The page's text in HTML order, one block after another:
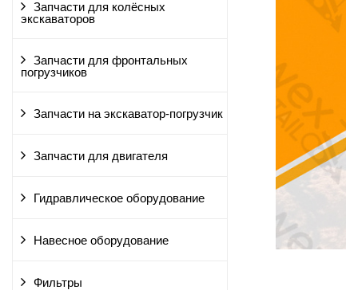
Запчасти для колёсных
экскаваторов
Запчасти для фронтальных
погрузчиков
Запчасти на экскаватор-погрузчик
Запчасти для двигателя
Гидравлическое оборудование
Навесное оборудование
Фильтры